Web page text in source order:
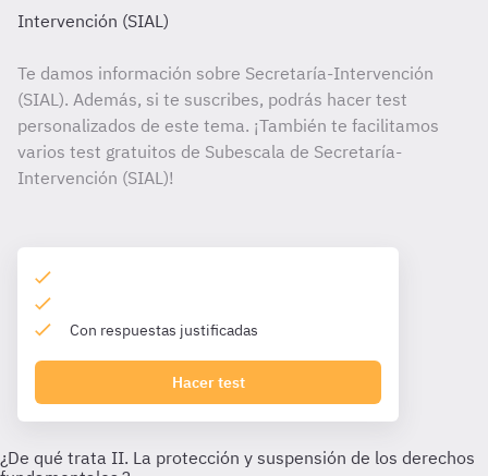
Intervención (SIAL)
Te damos información sobre Secretaría-Intervención
(SIAL). Además, si te suscribes, podrás hacer test
personalizados de este tema. ¡También te facilitamos
varios test gratuitos de Subescala de Secretaría-
Intervención (SIAL)!
Con respuestas justificadas
Hacer test